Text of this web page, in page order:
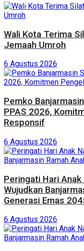
Wali Kota Terima
Jemaah Umroh
6 Agustus 2026
Pemko
PPAS 2026,
Responsif
6 Agustus 2026
Peringati Hari
Wujudkan
Generasi Emas
6 Agustus 2026